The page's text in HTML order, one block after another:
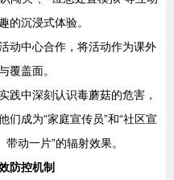
的沉浸式体验。
动中心合作，将活动作为课外
覆盖面。
践中深刻认识毒蘑菇的危害，
们成为“家庭宣传员”和“社区宣
动一片”的辐射效果。
防控机制